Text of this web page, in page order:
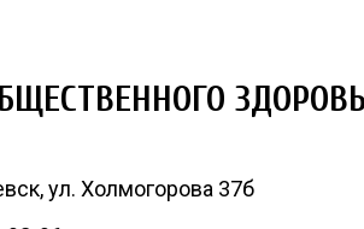
ул. Холмогорова 37б